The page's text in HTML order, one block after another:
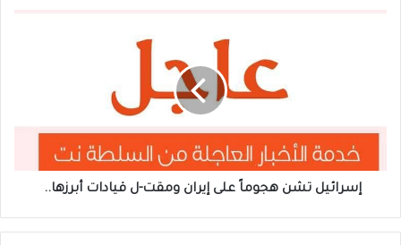
قيادات
أبرزها..
إسرائيل تشن هجوماً على إيران ومقت-ل قيادات أبرزها..